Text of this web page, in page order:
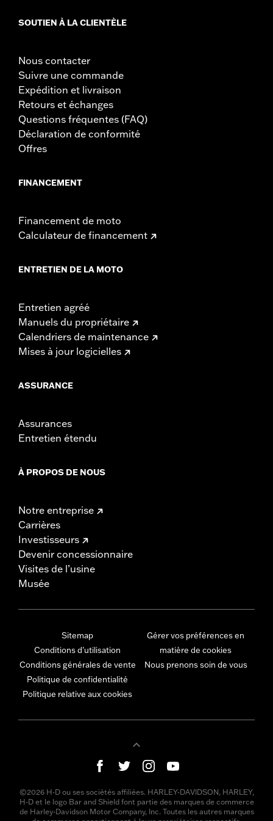
SOUTIEN À LA CLIENTÈLE
Nous contacter
Suivre une commande
Expédition et livraison
Retours et échanges
Questions fréquentes (FAQ)
Déclaration de conformité
Offres
FINANCEMENT
Financement de moto
Calculateur de financement
ENTRETIEN DE LA MOTO
Entretien agréé
Manuels du propriétaire
Calendriers de maintenance
Mises à jour logicielles
ASSURANCE
Assurances
Entretien étendu
À PROPOS DE NOUS
Notre entreprise
Carrières
Investisseurs
Devenir concessionnaire
Visites de l’usine
Musée
Sitemap
Conditions d'utilisation
Conditions générales de vente
Politique de confidentialité
Politique relative aux cookies
Gérer vos préférences en
matière de cookies
Nous prenons soin de vous
©2026 H-D ou ses sociétés affiliées. HARLEY-DAVIDSON, HARLEY,
H-D et le logo Bar and Shield font partie des marques de commerce
de Harley-Davidson Motor Company, Inc. Toutes les autres marques